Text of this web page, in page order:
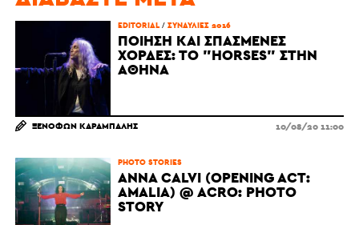
EDITORIAL/ΣΥΝΑΥΛΊΕΣ 2016
ΠΟΊΗΣΗ ΚΑΙ ΣΠΑΣΜΈΝΕΣ
ΧΟΡΔΈΣ: ΤΟ "HORSES" ΣΤΗΝ
ΑΘΉΝΑ
ΞΕΝΟΦΏΝ ΚΑΡΆΜΠΑΛΗΣ 10/08/20 11:00
PHOTO STORIES
ANNA CALVI (OPENING ACT:
AMALIA) @ ACRO: PHOTO
STORY